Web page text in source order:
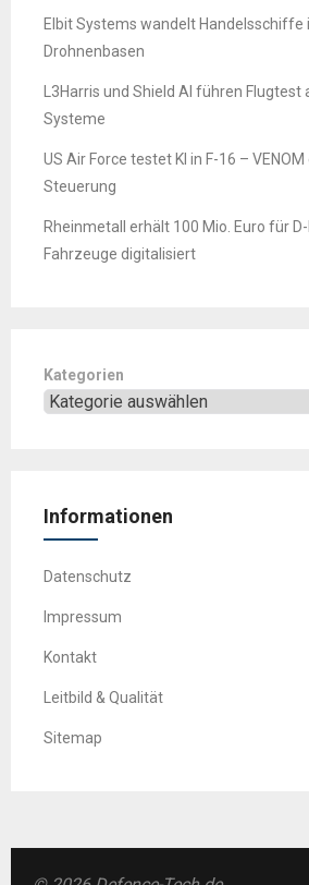
Elbit Systems wandelt Handelsschiffe
Drohnenbasen
L3Harris und Shield AI führen Flugtest
Systeme
US Air Force testet KI in F-16 –
Steuerung
Rheinmetall erhält 100 Mio. Euro für
Fahrzeuge digitalisiert
Kategorien
Informationen
Datenschutz
Impressum
Kontakt
Leitbild & Qualität
Sitemap